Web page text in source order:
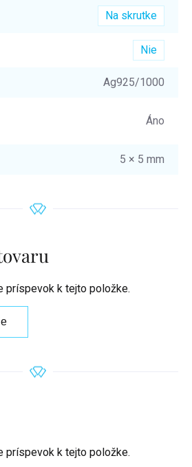
Na skrutke
Nie
Ag925/1000
Áno
5 × 5 mm
príspevok k tejto položke.
príspevok k tejto položke.